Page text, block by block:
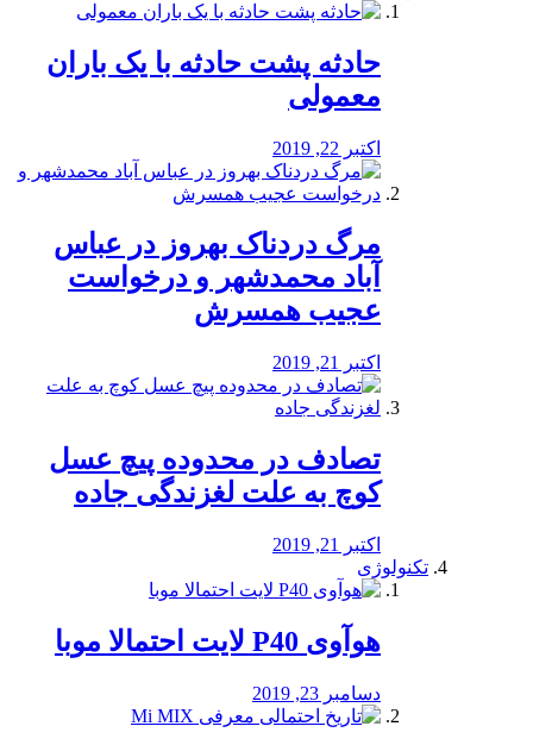
️حادثه پشت حادثه با یک باران
معمولی
اکتبر 22, 2019
مرگ دردناک بهروز در عباس
آباد محمدشهر و درخواست
عجیب همسرش
اکتبر 21, 2019
تصادف در محدوده پیچ عسل
کوچ به علت لغزندگی جاده
اکتبر 21, 2019
تکنولوژی
هوآوی P40 لایت احتمالا موبا
دسامبر 23, 2019